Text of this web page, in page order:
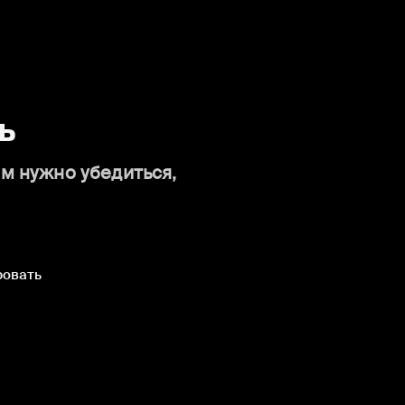
нужно убедиться,